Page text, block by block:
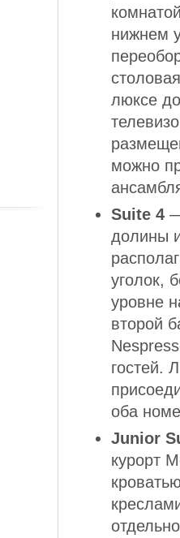
нижнем
люксе
можно
Suite 4
долины
уголок,
уровне
второй
гостей.
оба
Junior
курорт